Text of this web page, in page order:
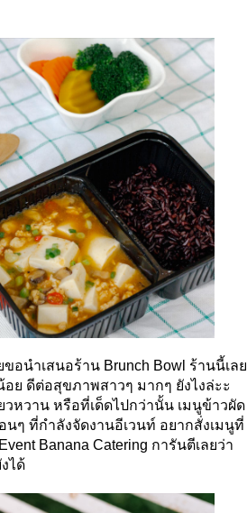
อนำเสนอร้าน Brunch Bowl ร้านนี้เลย
ย ดีต่อสุขภาพสาวๆ มากๆ ยังไงล่ะะ
วหวาน หรือที่เด็ดไปกว่านั้น เมนูข้าวผัด
ๆ ที่กำลังจัดงานอีเวนท์ อยากสั่งเมนูที่
Banana Catering การันตีเลยว่า
ได้